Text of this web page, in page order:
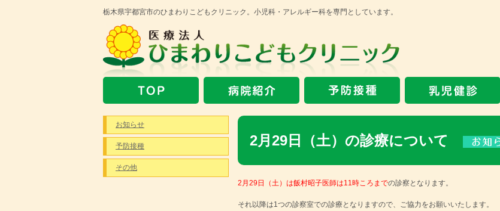
栃木県宇都宮市のひまわりこどもクリニック。小児科・アレルギー科を専門としています。
お知らせ
予防接種
その他
2月29日（土）の診療について
2月29日（土）は飯村昭子医師は11時ころまでの診察となります。
それ以降は1つの診察室での診療となりますので、ご協力をお願いいたします。